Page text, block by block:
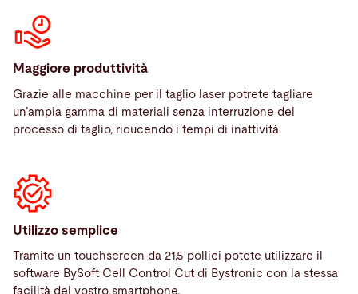
Maggiore produttività
Grazie alle macchine per il taglio laser potrete tagliare
un’ampia gamma di materiali senza interruzione del
processo di taglio, riducendo i tempi di inattività.
Utilizzo semplice
Tramite un touchscreen da 21,5 pollici potete utilizzare il
software BySoft Cell Control Cut di Bystronic con la stessa
facilità del vostro smartphone.